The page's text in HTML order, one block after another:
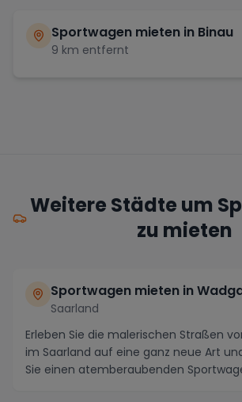
Sportwagen mieten in Binau
9 km entfernt
Weitere Städte um
zu mieten
Sportwagen mieten in
Saarland
Erleben Sie die malerischen Straßen
im Saarland auf eine ganz neue Art
Sie einen atemberaubenden